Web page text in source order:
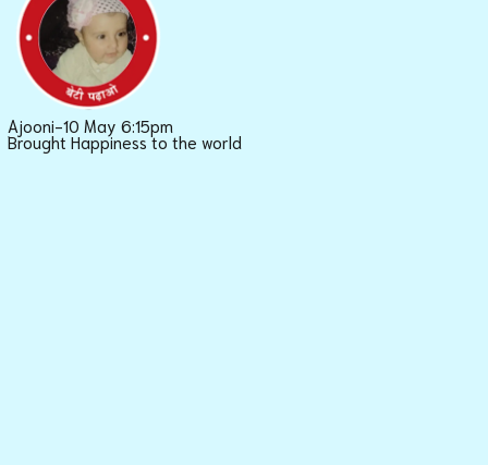
Ajooni-10 May 6:15pm
Brought Happiness to the world